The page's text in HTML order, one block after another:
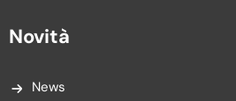
Novità
News